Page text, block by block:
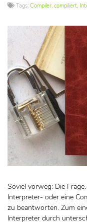
Tags: Compiler, compiliert,
Soviel vorweg: Die
Interpreter- oder eine
zu beantworten. Zum
Interpreter durch